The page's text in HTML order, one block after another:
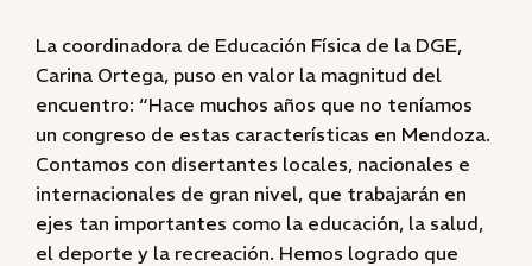
La coordinadora de Educación Física de la DGE,
Carina Ortega, puso en valor la magnitud del
encuentro: “Hace muchos años que no teníamos
un congreso de estas características en Mendoza.
Contamos con disertantes locales, nacionales e
internacionales de gran nivel, que trabajarán en
ejes tan importantes como la educación, la salud,
el deporte y la recreación. Hemos logrado que